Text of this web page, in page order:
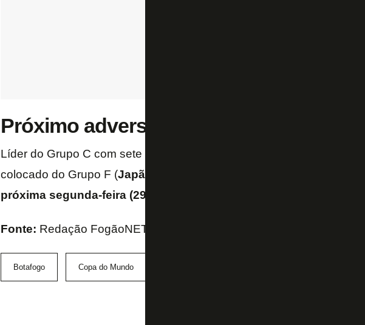
Próximo adversário do Brasil
Líder do Grupo C com sete pontos, o Brasil agora espera a definição
colocado do Grupo F (Japão
próxima segunda-feira (29/6), às 14h
Fonte: Redação FogãoNET
Botafogo Copa do Mundo